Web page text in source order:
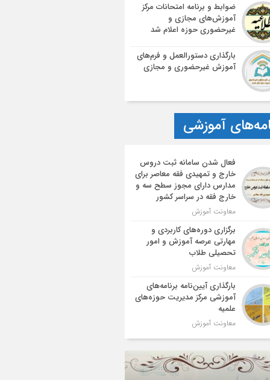
ضوابط و برنامه امتحانات مرکز
آموزش‌های مجازی و
غیرحضوری حوزه اعلام شد
بارگذاری دستورالعمل و فرم‌های
آموزش غیرحضوری و مجازی
آموزشی
فعال شدن سامانه ثبت دروس
خارج و تمهیدی فقه معاصر برای
مدارس دارای مجوز سطح سه و
خارج فقه در سراسر کشور
معاونت آموزش
برگزاری دوره‌های کاربردی و
مهارتی عرصه آموزش و امور
تحصیلی طلاب
معاونت آموزش
بارگذاری آیین‌نامه برنامه‌های
آموزشی مرکز مدیریت حوزه‌های
علمیه
معاونت آموزش